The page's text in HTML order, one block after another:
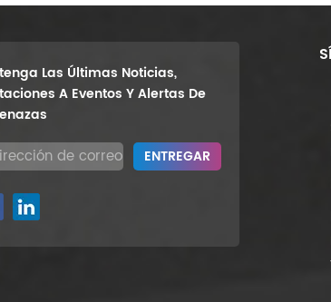
Las Últimas Noticias,
A Eventos Y Alertas De